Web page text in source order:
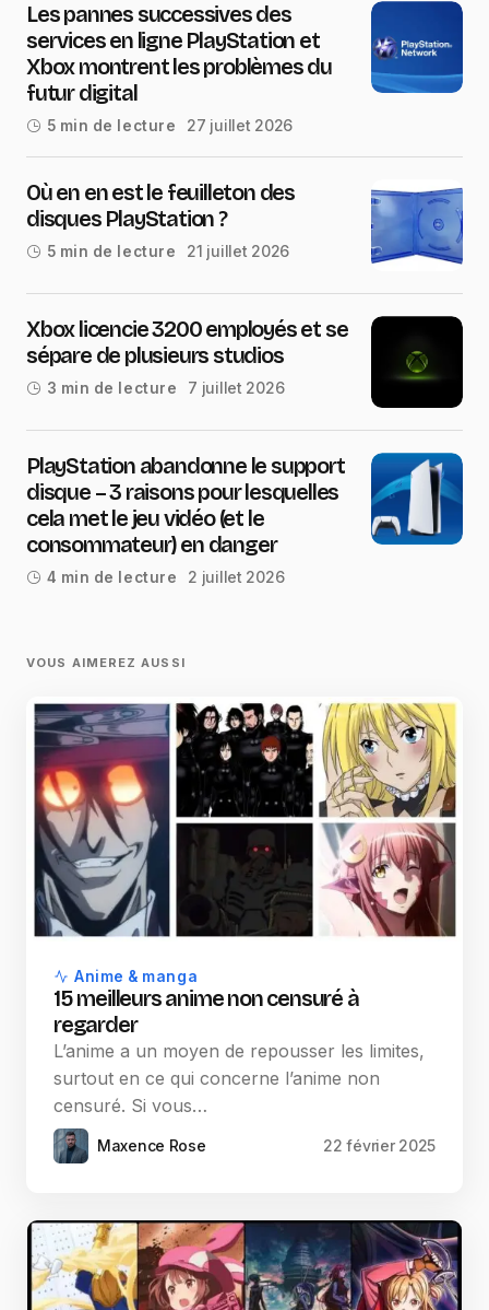
Les pannes successives des
services en ligne PlayStation et
Xbox montrent les problèmes du
futur digital
5 min de lecture 27 juillet 2026
Où en en est le feuilleton des
disques PlayStation ?
5 min de lecture 21 juillet 2026
Xbox licencie 3200 employés et se
sépare de plusieurs studios
3 min de lecture 7 juillet 2026
PlayStation abandonne le support
disque – 3 raisons pour lesquelles
cela met le jeu vidéo (et le
consommateur) en danger
4 min de lecture 2 juillet 2026
VOUS AIMEREZ AUSSI
Anime & manga
15 meilleurs anime non censuré à
regarder
L’anime a un moyen de repousser les limites,
surtout en ce qui concerne l’anime non
censuré. Si vous…
Maxence Rose 22 février 2025